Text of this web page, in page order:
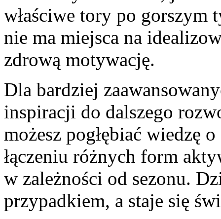
właściwe tory po gorszym
nie ma miejsca na
zdrową motywację.
Dla bardziej
inspiracji do dalszego
możesz pogłębiać wiedzę
łączeniu różnych form
w zależności od sezonu.
przypadkiem, a staje się